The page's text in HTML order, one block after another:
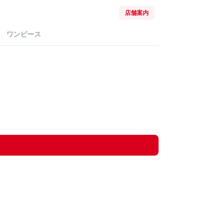
店舗案内
ワンピース